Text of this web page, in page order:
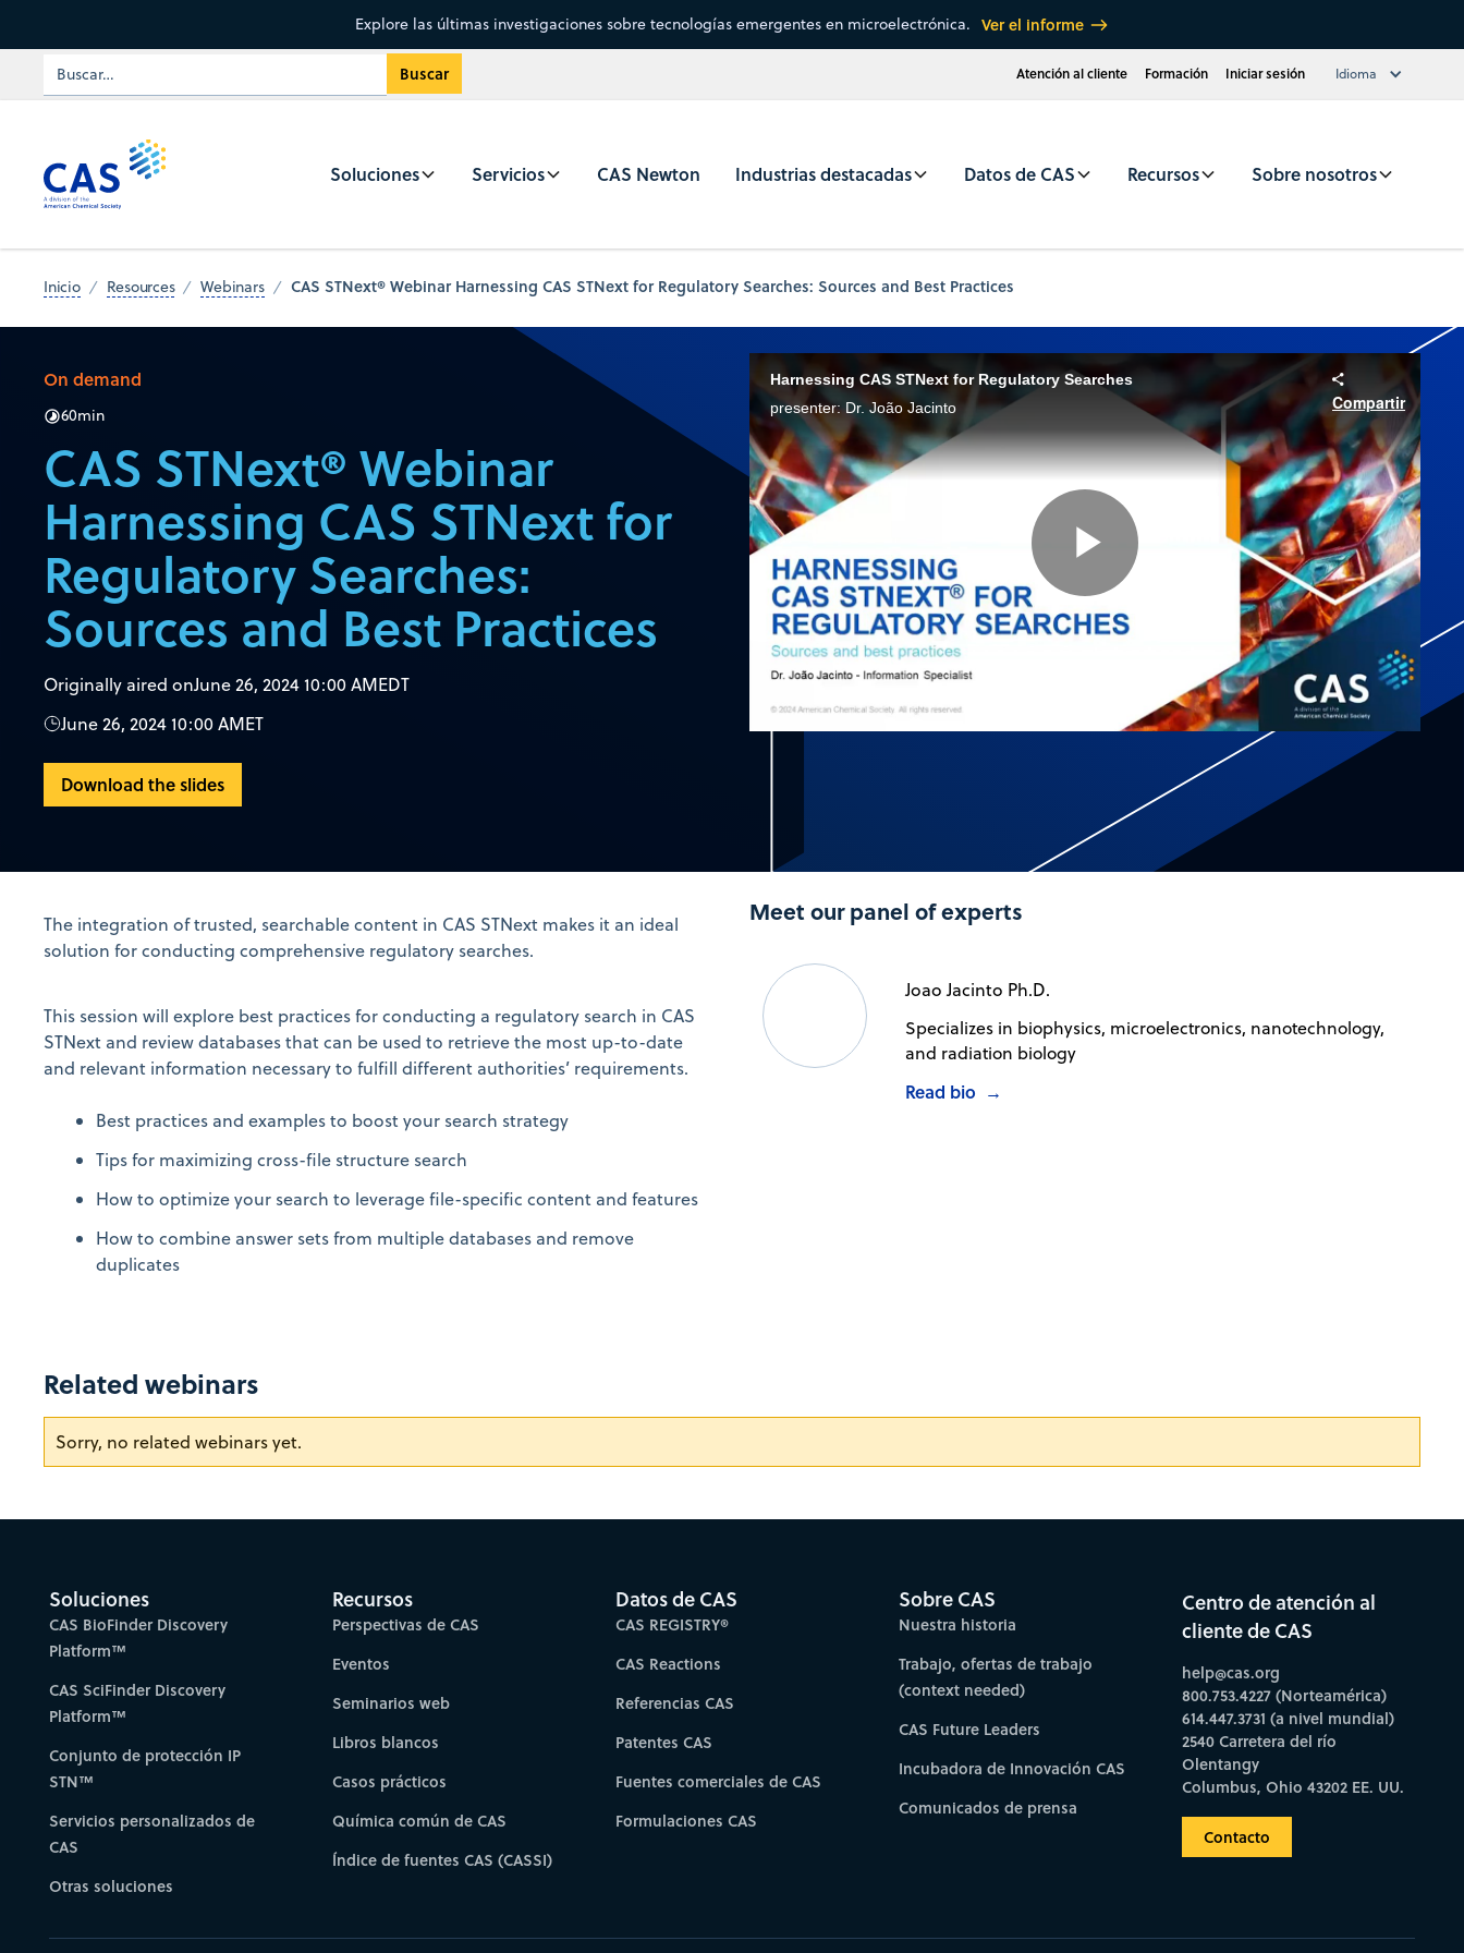
Explore las últimas investigaciones sobre tecnologías emergentes en microelectrónica. Ver el informe
Atención al cliente Formación Iniciar sesión Idioma
Soluciones Servicios CAS Newton Industrias destacadas Datos de CAS Recursos Sobre nosotros
Inicio Resources Webinars CAS STNext® Webinar Harnessing CAS STNext for Regulatory Searches: Sources and Best Practices
On demand
60min
CAS STNext® Webinar
Harnessing CAS STNext for
Regulatory Searches:
Sources and Best Practices
Originally aired onJune 26, 2024 10:00 AMEDT
June 26, 2024 10:00 AMET
Download the slides
Harnessing CAS STNext for Regulatory Searches
presenter: Dr. João Jacinto
Compartir
Play
Video
The integration of trusted, searchable content in CAS STNext makes it an ideal
solution for conducting comprehensive regulatory searches.
This session will explore best practices for conducting a regulatory search in CAS
STNext and review databases that can be used to retrieve the most up-to-date
and relevant information necessary to fulfill different authorities’ requirements.
Best practices and examples to boost your search strategy
Tips for maximizing cross-file structure search
How to optimize your search to leverage file-specific content and features
How to combine answer sets from multiple databases and remove
duplicates
Meet our panel of experts
Joao Jacinto Ph.D.
Specializes in biophysics, microelectronics, nanotechnology,
and radiation biology
Read bio →
Related webinars
Sorry, no related webinars yet.
Soluciones
CAS BioFinder Discovery
Platform™
CAS SciFinder Discovery
Platform™
Conjunto de protección IP
STN™
Servicios personalizados de
CAS
Otras soluciones
Recursos
Perspectivas de CAS
Eventos
Seminarios web
Libros blancos
Casos prácticos
Química común de CAS
Índice de fuentes CAS (CASSI)
Datos de CAS
CAS REGISTRY®
CAS Reactions
Referencias CAS
Patentes CAS
Fuentes comerciales de CAS
Formulaciones CAS
Sobre CAS
Nuestra historia
Trabajo, ofertas de trabajo
(context needed)
CAS Future Leaders
Incubadora de Innovación CAS
Comunicados de prensa
Centro de atención al
cliente de CAS
help@cas.org
800.753.4227 (Norteamérica)
614.447.3731 (a nivel mundial)
2540 Carretera del río
Olentangy
Columbus, Ohio 43202 EE. UU.
Contacto